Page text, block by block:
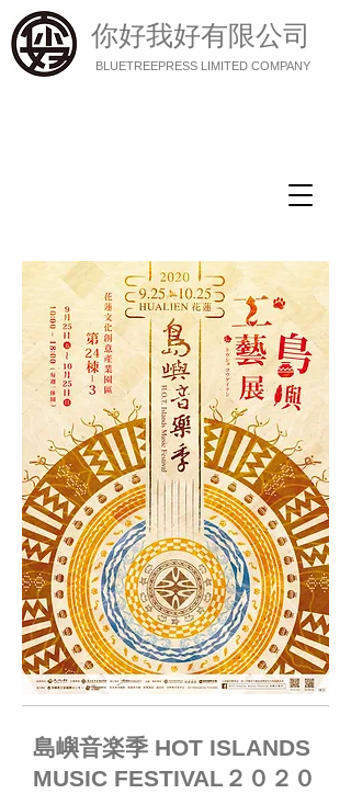
你好我好有限公司
BLUETREEPRESS LIMITED COMPANY
​島嶼音楽季 HOT ISLANDS
MUSIC FESTIVAL２０２０